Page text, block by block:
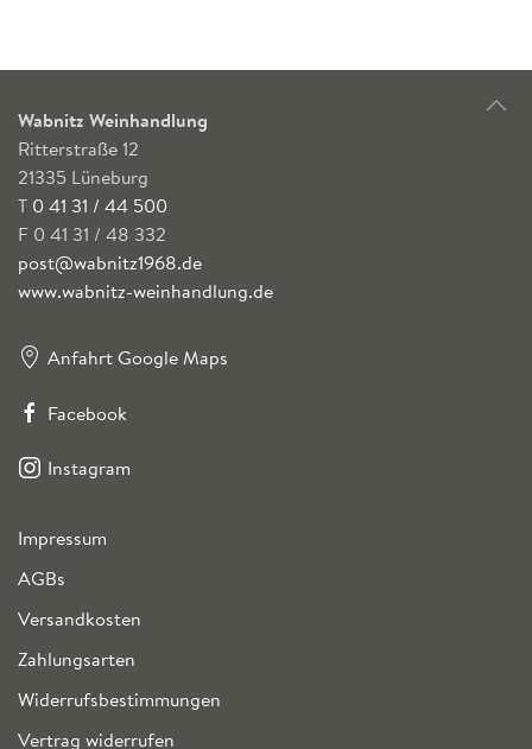
Wabnitz Weinhandlung
Ritterstraße 12
21335 Lüneburg
T 0 41 31 / 44 500
F 0 41 31 / 48 332
post@wabnitz1968.de
www.wabnitz-weinhandlung.de
Anfahrt Google Maps
Facebook
Instagram
Impressum
AGBs
Versandkosten
Zahlungsarten
Widerrufsbestimmungen
Vertrag widerrufen